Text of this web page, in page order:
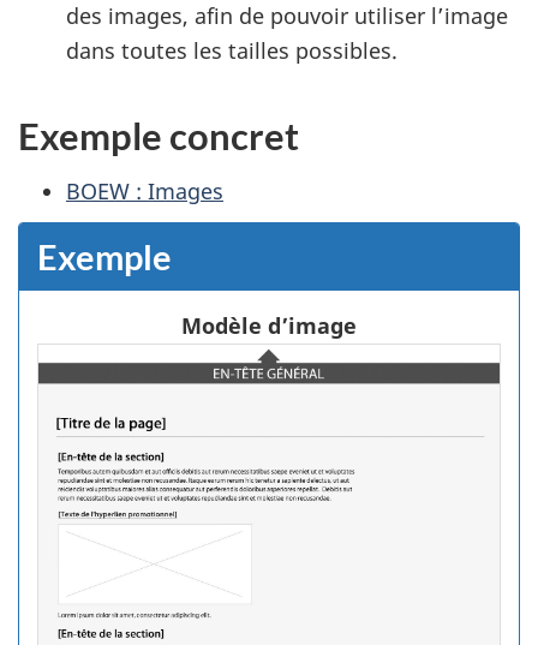
des images, afin de pouvoir utiliser l’image
dans toutes les tailles possibles.
Exemple concret
BOEW : Images
Exemple
Modèle d’image